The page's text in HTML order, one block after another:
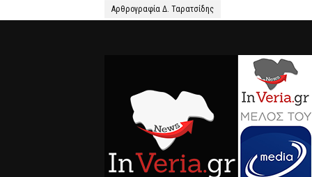
Αρθρογραφία Δ. Ταρατσίδης